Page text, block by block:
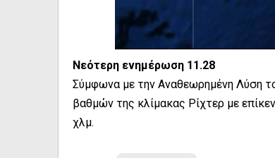
Νεότερη ενημέρωση 11.28
Σύμφωνα με την Αναθεωρημένη Λύση
βαθμών της κλίμακας Ρίχτερ με
χλμ.